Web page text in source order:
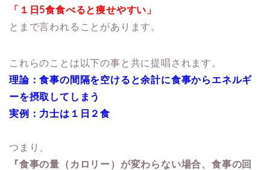
「１日5食食べると痩せやすい」
とまで言われることがあります。
これらのことは以下の事と共に提唱されます。
理論：食事の間隔を空けると余計に食事からエネルギ
ーを摂取してしまう
実例：力士は１日２食
つまり、
『食事の量（カロリー）が変わらない場合、食事の回